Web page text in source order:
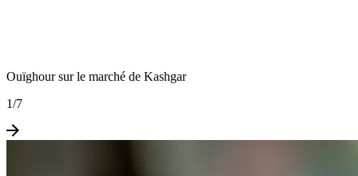
Ouïghour sur le marché de Kashgar
1/7